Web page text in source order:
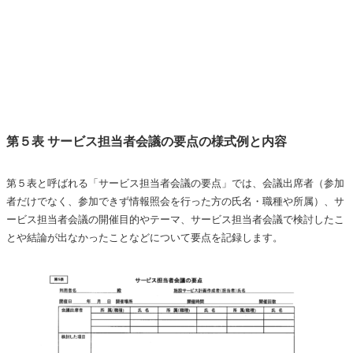
第５表 サービス担当者会議の要点の様式例と内容
第５表と呼ばれる「サービス担当者会議の要点」では、会議出席者（参加
者だけでなく、参加できず情報照会を行った方の氏名・職種や所属）、サ
ービス担当者会議の開催目的やテーマ、サービス担当者会議で検討したこ
とや結論が出なかったことなどについて要点を記録します。